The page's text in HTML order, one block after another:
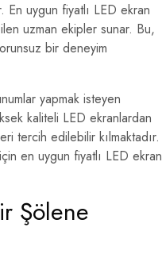
En uygun fiyatlı LED ekran
uzman ekipler sunar. Bu,
bir deneyim
yapmak isteyen
kaliteli LED ekranlardan
tercih edilebilir kılmaktadır.
en uygun fiyatlı LED ekran
Şölene